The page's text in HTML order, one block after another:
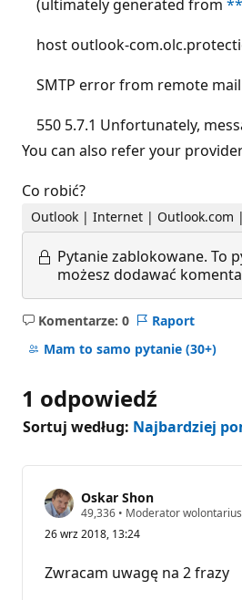
(ultimately generated from
host outlook-
SMTP error from remote
550 5.7.1 Unfortunately,
You can also refer your
Co robić?
Outlook | Internet | Outlook.com
Pytanie zablokowane. To
możesz dodawać
Komentarze: 0
Brak
komentarzy
Raport
Mam to samo pytanie (30+)
1 odpowiedź
Sortuj według: Najbardziej
Oskar Shon
49,336 P
n
t
y
• Moderator
26 wrz 2018, 13:24
Zwracam uwagę na 2 frazy